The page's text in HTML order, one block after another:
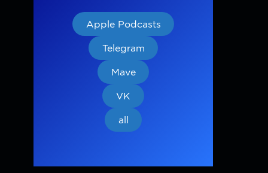
Apple Podcasts
Telegram
Mave
VK
all